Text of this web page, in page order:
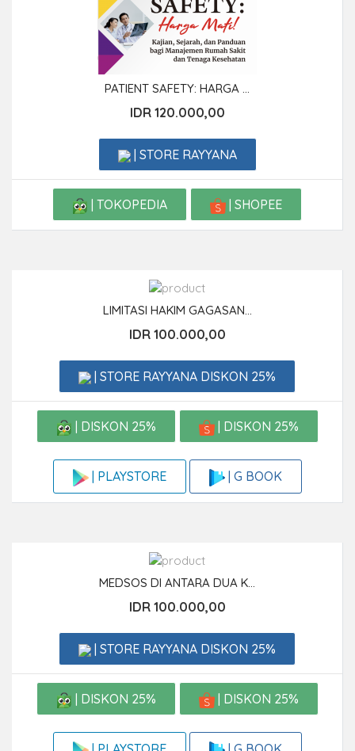
PATIENT SAFETY: HARGA ...
IDR 120.000,00
| STORE RAYYANA
| TOKOPEDIA | SHOPEE
LIMITASI HAKIM GAGASAN...
IDR 100.000,00
| STORE RAYYANA DISKON 25%
| DISKON 25% | DISKON 25%
| PLAYSTORE | G BOOK
MEDSOS DI ANTARA DUA K...
IDR 100.000,00
| STORE RAYYANA DISKON 25%
| DISKON 25% | DISKON 25%